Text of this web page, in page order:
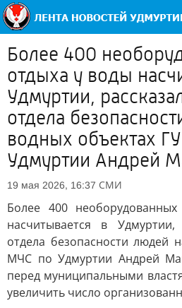
Более 400
отдыха у воды
Удмуртии,
отдела
водных объектах
Удмуртии Андрей
19 мая 2026, 16:37 СМИ
Более 400
насчитывается в Удмуртии,
отдела безопасности людей
МЧС по Удмуртии Андрей
перед муниципальными
увеличить число